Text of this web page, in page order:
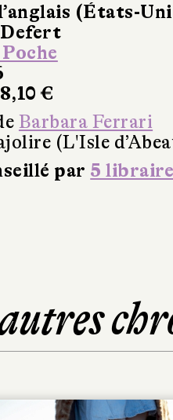
(États-
€
Barbara Ferrari
(L'Isle
par 5